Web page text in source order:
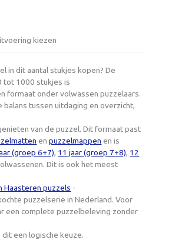
kiezen
in dit aantal stukjes kopen? De
tot 1000 stukjes is
formaat onder volwassen puzzelaars.
tussen uitdaging en overzicht,
van de puzzel. Dit formaat past
enpuzzelmappen en is
(groep 6+7), 11 jaar (groep 7+8), 12
Dit is ook het meest
Haasteren puzzels -
puzzelserie in Nederland. Voor
een complete puzzelbeleving zonder
een logische keuze.